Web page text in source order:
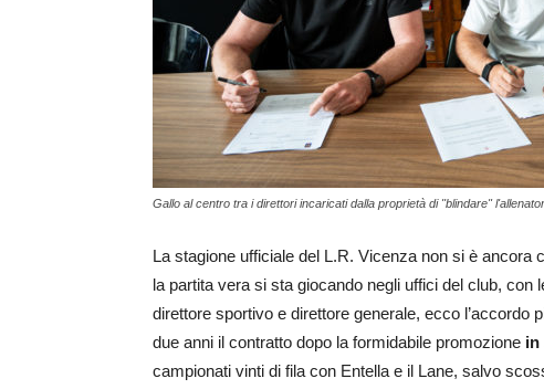
Gallo al centro tra i direttori incaricati dalla proprietà di "blindare"
La stagione ufficiale del L.R. Vicenza non si è
la partita vera si sta giocando negli uffici del club,
direttore sportivo e direttore generale, ecco l’accordo
due anni il contratto dopo la formidabile promozione in
campionati vinti di fila con Entella e il Lane, salvo